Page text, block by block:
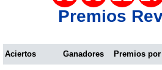
Antioqueñita Tarde
Astro Sol
Premios
Aciertos Ganadores Premios